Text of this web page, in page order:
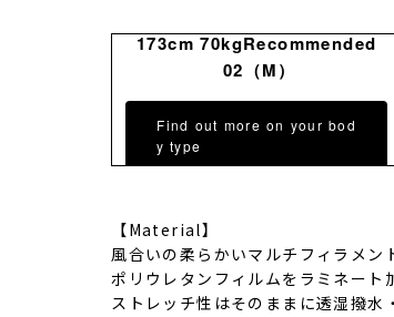
173cm 70kgRecommended
02（M）
Find out more on your bod
y type
【Material】
風合いの柔らかいマルチフィラメン
ポリウレタンフィルムをラミネート
ストレッチ性はそのままに透湿撥水